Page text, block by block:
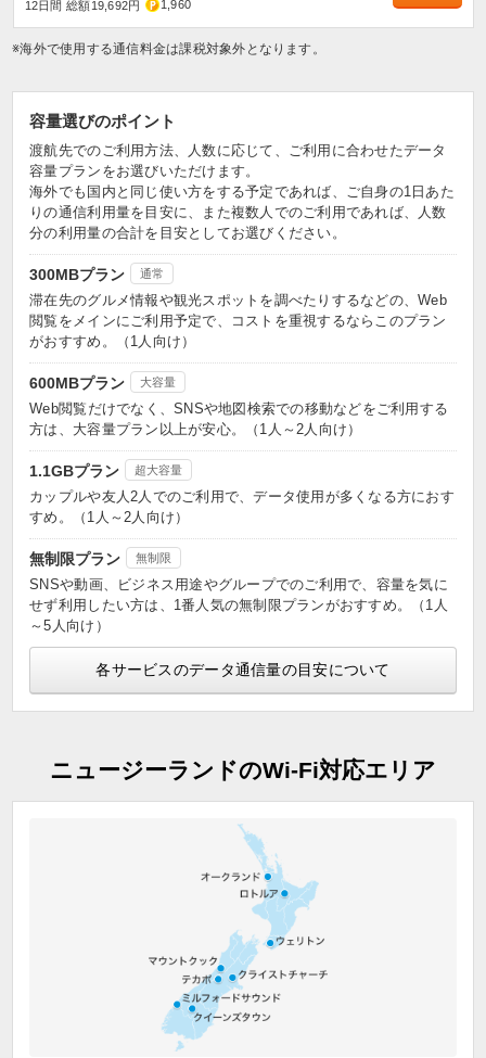
12日間 総額19,692円 1,960
※海外で使用する通信料金は課税対象外となります。
容量選びのポイント
渡航先でのご利用方法、人数に応じて、ご利用に合わせたデータ
容量プランをお選びいただけます。
海外でも国内と同じ使い方をする予定であれば、ご自身の1日あた
りの通信利用量を目安に、また複数人でのご利用であれば、人数
分の利用量の合計を目安としてお選びください。
300MBプラン 通常
滞在先のグルメ情報や観光スポットを調べたりするなどの、Web
閲覧をメインにご利用予定で、コストを重視するならこのプラン
がおすすめ。（1人向け）
600MBプラン 大容量
Web閲覧だけでなく、SNSや地図検索での移動などをご利用する
方は、大容量プラン以上が安心。（1人～2人向け）
1.1GBプラン 超大容量
カップルや友人2人でのご利用で、データ使用が多くなる方におす
すめ。（1人～2人向け）
無制限プラン 無制限
SNSや動画、ビジネス用途やグループでのご利用で、容量を気に
せず利用したい方は、1番人気の無制限プランがおすすめ。（1人
～5人向け）
各サービスのデータ通信量の目安について
ニュージーランドのWi-Fi対応エリア